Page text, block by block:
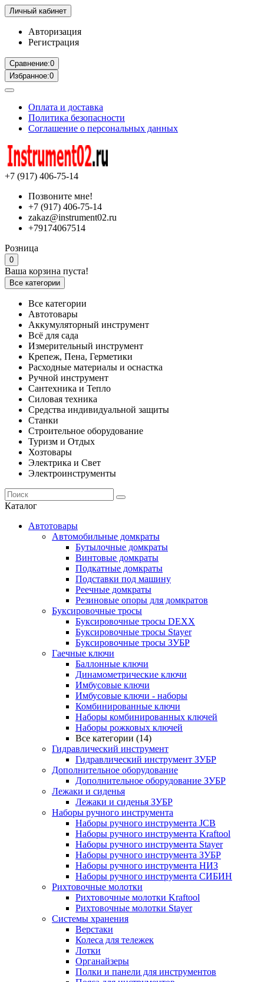
Личный кабинет
Авторизация
Регистрация
Сравнение:0
Избранное:0
Оплата и доставка
Политика безопасности
Соглашение о персональных данных
+7 (917) 406-75-14
Позвоните мне!
+7 (917) 406-75-14
zakaz@instrument02.ru
+79174067514
Розница
0
Ваша корзина пуста!
Все категории
Все категории
Автотовары
Аккумуляторный инструмент
Всё для сада
Измерительный инструмент
Крепеж, Пена, Герметики
Расходные материалы и оснастка
Ручной инструмент
Сантехника и Тепло
Силовая техника
Средства индивидуальной защиты
Станки
Строительное оборудование
Туризм и Отдых
Хозтовары
Электрика и Свет
Электроинструменты
Каталог
Автотовары
Автомобильные домкраты
Бутылочные домкраты
Винтовые домкраты
Подкатные домкраты
Подставки под машину
Реечные домкраты
Резиновые опоры для домкратов
Буксировочные тросы
Буксировочные тросы DEXX
Буксировочные тросы Stayer
Буксировочные тросы ЗУБР
Гаечные ключи
Баллонные ключи
Динамометрические ключи
Имбусовые ключи
Имбусовые ключи - наборы
Комбинированные ключи
Наборы комбинированных ключей
Наборы рожковых ключей
Все категории (14)
Гидравлический инструмент
Гидравлический инструмент ЗУБР
Дополнительное оборудование
Дополнительное оборудование ЗУБР
Лежаки и сиденья
Лежаки и сиденья ЗУБР
Наборы ручного инструмента
Наборы ручного инструмента JCB
Наборы ручного инструмента Kraftool
Наборы ручного инструмента Stayer
Наборы ручного инструмента ЗУБР
Наборы ручного инструмента НИЗ
Наборы ручного инструмента СИБИН
Рихтовочные молотки
Рихтовочные молотки Kraftool
Рихтовочные молотки Stayer
Системы хранения
Верстаки
Колеса для тележек
Лотки
Органайзеры
Полки и панели для инструментов